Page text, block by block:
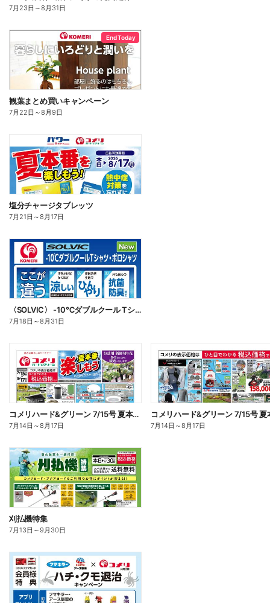
7月23日 ～8月31日
End Today
観葉まとめ買いキャンペーン
7月22日 ～8月9日
塩分チャージタブレッツ
7月21日 ～8月17日
〈SOLVIC〉 -10℃ダブルクール Tシャツ・ポロシャツ
7月18日 ～8月31日
コメリハード&グリーン 7/15号 夏本番を楽しもう オモテ
7月14日 ～8月17日 7月14日 ～8月17日
刈払機特集
7月13日 ～9月30日